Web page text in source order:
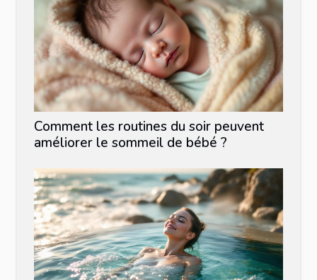
Comment les routines du soir peuvent
améliorer le sommeil de bébé ?